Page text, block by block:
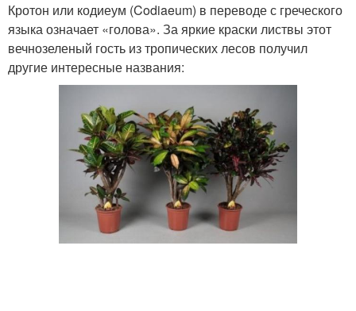
Кротон или кодиеум (Codiaeum) в переводе с греческого
языка означает «голова». За яркие краски листвы этот
вечнозеленый гость из тропических лесов получил
другие интересные названия: